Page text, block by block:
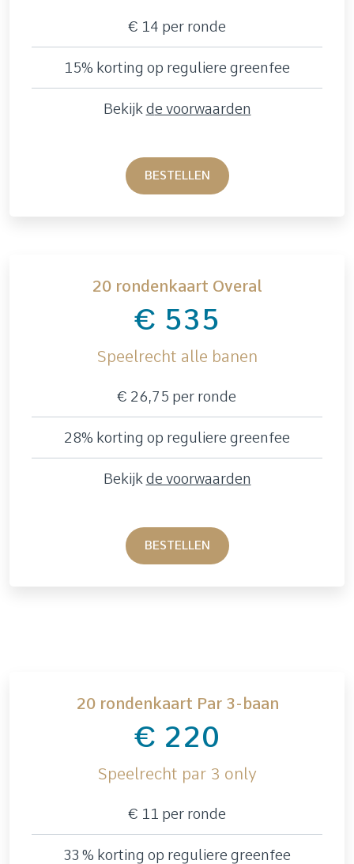
€ 14 per ronde
15% korting op reguliere greenfee
Bekijk de voorwaarden
BESTELLEN
20 rondenkaart Overal
€ 535
Speelrecht alle banen
€ 26,75 per ronde
28% korting op reguliere greenfee
Bekijk de voorwaarden
BESTELLEN
20 rondenkaart Par 3-baan
€ 220
Speelrecht par 3 only
€ 11 per ronde
33 % korting op reguliere greenfee